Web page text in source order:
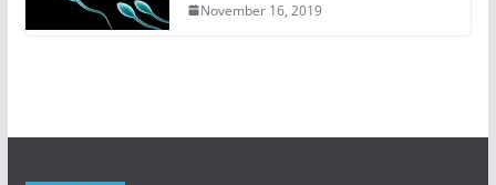
November 16, 2019